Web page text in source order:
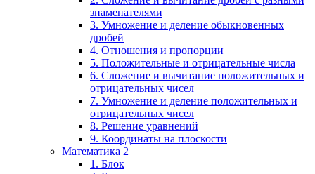
знаменателями
3. Умножение и деление обыкновенных
дробей
4. Отношения и пропорции
5. Положительные и отрицательные числа
6. Сложение и вычитание положительных и
отрицательных чисел
7. Умножение и деление положительных и
отрицательных чисел
8. Решение уравнений
9. Координаты на плоскости
Математика 2
1. Блок